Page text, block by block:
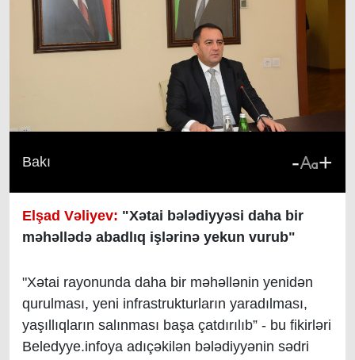
Bakı - +
Elşad Vəliyev: "Xətai bələdiyyəsi daha bir
məhəllədə abadl ıq işlərinə yekun vurub"
"Xətai rayonunda daha bir məhəllənin yenidən
qurulması, yeni infrastrukturların yaradılması,
yaşıllıqların salınması başa çatdırılıb” - bu fikirləri
Beledyye.infoya adıçəkilən bələdiyyənin sədri